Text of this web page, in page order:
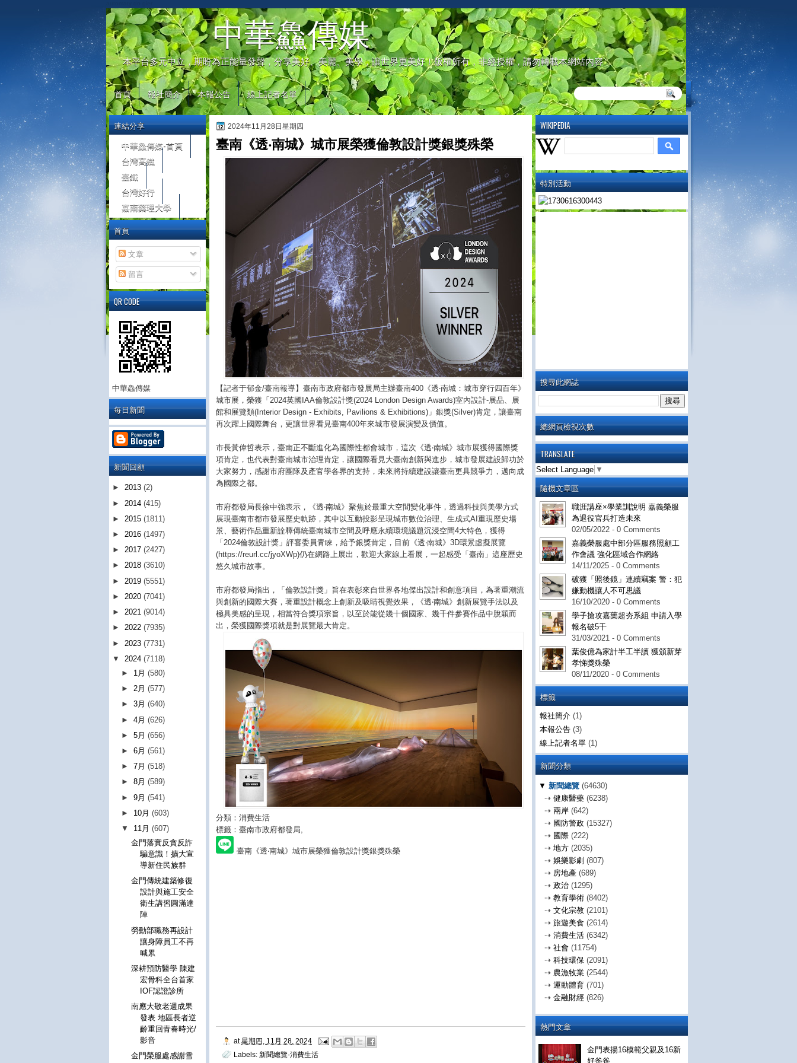
中華鱻傳媒
本平台多元中立，期盼為正能量發聲，分享美好、美麗、美學，讓世界更美好！版權所有，非經授權，請勿轉載本網站內容
首頁 報社簡介 本報公告 線上記者名單
WIKIPEDIA
特別活動
搜尋此網誌
總網頁檢視次數
TRANSLATE
Select Language ▼
隨機文章區
職涯講座×學業訓說明 嘉義榮服
為退役官兵打造未來
02/05/2022 - 0 Comments
嘉義榮服處中部分區服務照顧工
作會議 強化區域合作網絡
14/11/2025 - 0 Comments
破獲「照後鏡」連續竊案 警：犯
嫌動機讓人不可思議
16/10/2020 - 0 Comments
學子搶攻嘉藥超夯系組 申請入學
報名破5千
31/03/2021 - 0 Comments
葉俊億為家計半工半讀 獲頒新芽
孝悌獎殊榮
08/11/2020 - 0 Comments
標籤
報社簡介 (1)
本報公告 (3)
線上記者名單 (1)
新聞分類
▼ 新聞總覽 (64630)
⇢ 健康醫藥 (6238)
⇢ 兩岸 (642)
⇢ 國防警政 (15327)
⇢ 國際 (222)
⇢ 地方 (2035)
⇢ 娛樂影劇 (807)
⇢ 房地產 (689)
⇢ 政治 (1295)
⇢ 教育學術 (8402)
⇢ 文化宗教 (2101)
⇢ 旅遊美食 (2614)
⇢ 消費生活 (6342)
⇢ 社會 (11754)
⇢ 科技環保 (2091)
⇢ 農漁牧業 (2544)
⇢ 運動體育 (701)
⇢ 金融財經 (826)
熱門文章
金門表揚16模範父親及16新
好爸爸
2024年11月28日星期四
臺南《透‧南城》城市展榮獲倫敦設計獎銀獎殊榮
【記者于郁金/臺南報導】臺南市政府都市發展局主辦臺南400《透‧南城：城市穿行四百年》
城市展，榮獲「2024英國IAA倫敦設計獎(2024 London Design Awards)室內設計-展品、展
館和展覽類(Interior Design - Exhibits, Pavilions & Exhibitions)」銀獎(Silver)肯定，讓臺南
再次躍上國際舞台，更讓世界看見臺南400年來城市發展演變及價值。
市長黃偉哲表示，臺南正不斷進化為國際性都會城市，這次《透‧南城》城市展獲得國際獎
項肯定，也代表對臺南城市治理肯定，讓國際看見大臺南創新與進步，城市發展建設歸功於
大家努力，感謝市府團隊及產官學各界的支持，未來將持續建設讓臺南更具競爭力，邁向成
為國際之都。
市府都發局長徐中強表示，《透‧南城》聚焦於最重大空間變化事件，透過科技與美學方式
展現臺南市都市發展歷史軌跡，其中以互動投影呈現城市數位治理、生成式AI重現歷史場
景、藝術作品重新詮釋傳統臺南城市空間及呼應永續環境議題沉浸空間4大特色，獲得
「2024倫敦設計獎」評審委員青睞，給予銀獎肯定，目前《透‧南城》3D環景虛擬展覽
(https://reurl.cc/jyoXWp)仍在網路上展出，歡迎大家線上看展，一起感受「臺南」這座歷史
悠久城市故事。
市府都發局指出，「倫敦設計獎」旨在表彰來自世界各地傑出設計和創意項目，為著重潮流
與創新的國際大賽，著重設計概念上創新及吸睛視覺效果，《透‧南城》創新展覽手法以及
極具美感的呈現，相當符合獎項宗旨，以至於能從幾十個國家、幾千件參賽作品中脫穎而
出，榮獲國際獎項就是對展覽最大肯定。
分類：消費生活
標籤：臺南市政府都發局
臺南《透‧南城》城市展榮獲倫敦設計獎銀獎殊榮
at 星期四, 11月 28, 2024
Labels: 新聞總覽-消費生活
連結分享
中華鱻傳媒-首頁
台灣高鐵
臺鐵
台灣好行
嘉南藥理大學
首頁
文章
留言
QR CODE
中華鱻傳媒
每日新聞
新聞回顧
► 2013 (2)
► 2014 (415)
► 2015 (1811)
► 2016 (1497)
► 2017 (2427)
► 2018 (3610)
► 2019 (5551)
► 2020 (7041)
► 2021 (9014)
► 2022 (7935)
► 2023 (7731)
▼ 2024 (7118)
► 1月(580)
►2月(577)
►3月(640)
►4月(626)
►5月(656)
►6月(561)
►7月(518)
►8月(589)
►9月(541)
► 10月(603)
▼ 11月(607)
金門落實反貪反詐
騙意識！擴大宣
導新住民族群
金門傳統建築修復
設計與施工安全
衛生講習圓滿達
陣
勞動部職務再設計
讓身障員工不再
喊累
深耕預防醫學 陳建
宏骨科全台首家
IOF認證診所
南應大敬老週成果
發表 地區長者逆
齡重回青春時光/
影音
金門榮服處感謝雪